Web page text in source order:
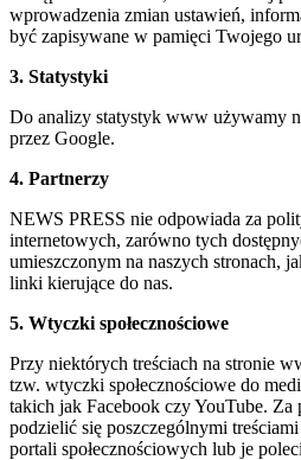
wprowadzenia zmian ustawień,
być zapisywane w pamięci Twojego
3. Statystyki
Do analizy statystyk www używamy
przez Google.
4. Partnerzy
NEWS PRESS nie odpowiada za
internetowych, zarówno tych
umieszczonym na naszych stronach,
linki kierujące do nas.
5. Wtyczki społecznościowe
Przy niektórych treściach na stronie
tzw. wtyczki społecznościowe do
takich jak Facebook czy YouTube.
podzielić się poszczególnymi
portali społecznościowych lub je